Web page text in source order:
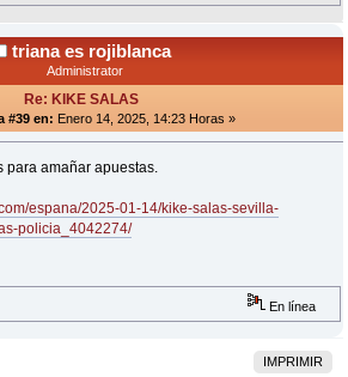
triana es rojiblanca
Administrator
Re: KIKE SALAS
#39 en: Enero 14, 2025, 14:23 Horas »
para amañar apuestas.
espana/2025-01-14/kike-salas-sevilla-
policia_4042274/
En línea
IMPRIMIR